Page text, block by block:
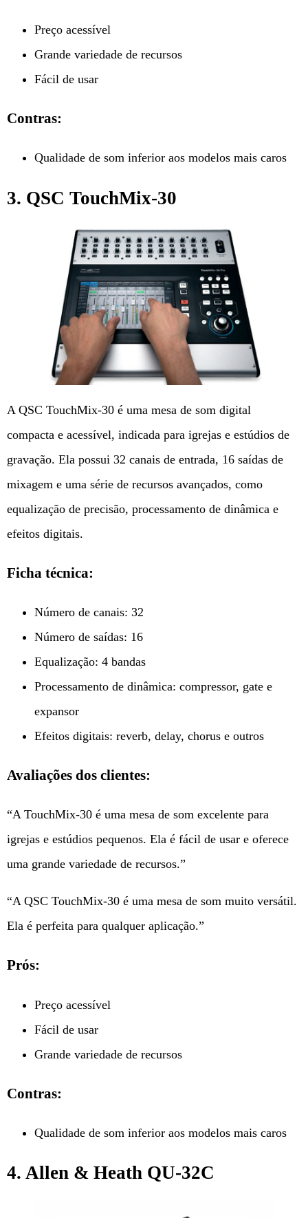
Preço acessível
Grande variedade de recursos
Fácil de usar
Contras:
Qualidade de som inferior aos modelos mais caros
3. QSC TouchMix-30
A QSC TouchMix-30 é uma mesa de som digital
compacta e acessível, indicada para igrejas e estúdios de
gravação. Ela possui 32 canais de entrada, 16 saídas de
mixagem e uma série de recursos avançados, como
equalização de precisão, processamento de dinâmica e
efeitos digitais.
Ficha técnica:
Número de canais: 32
Número de saídas: 16
Equalização: 4 bandas
Processamento de dinâmica: compressor, gate e
expansor
Efeitos digitais: reverb, delay, chorus e outros
Avaliações dos clientes:
“A TouchMix-30 é uma mesa de som excelente para
igrejas e estúdios pequenos. Ela é fácil de usar e oferece
uma grande variedade de recursos.”
“A QSC TouchMix-30 é uma mesa de som muito versátil.
Ela é perfeita para qualquer aplicação.”
Prós:
Preço acessível
Fácil de usar
Grande variedade de recursos
Contras:
Qualidade de som inferior aos modelos mais caros
4. Allen & Heath QU-32C